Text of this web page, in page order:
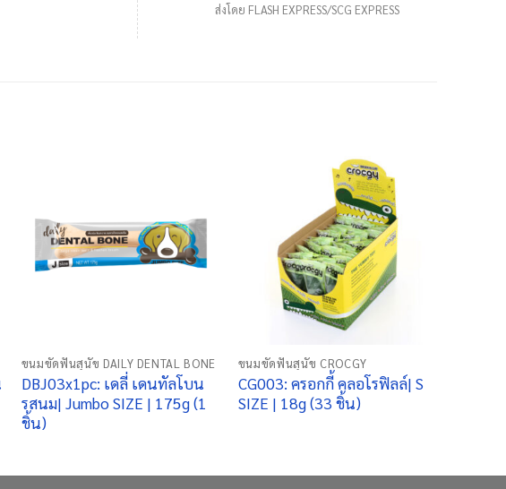
ส่งโดย FLASH EXPRESS/SCG EXPRESS
ขนมขัดฟันสุนัข DAILY DENTAL BONE
DBJ03x1pc: เดลี่ เดนทัลโบน
รสนม| Jumbo SIZE | 175g (1
ชิ้น)
ขนมขัดฟันสุนัข CROCGY
CG003: ครอกกี้ คลอโรฟิลล์| S
SIZE | 18g (33 ชิ้น)